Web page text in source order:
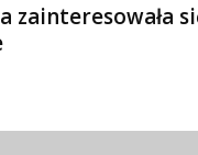
zainteresowała